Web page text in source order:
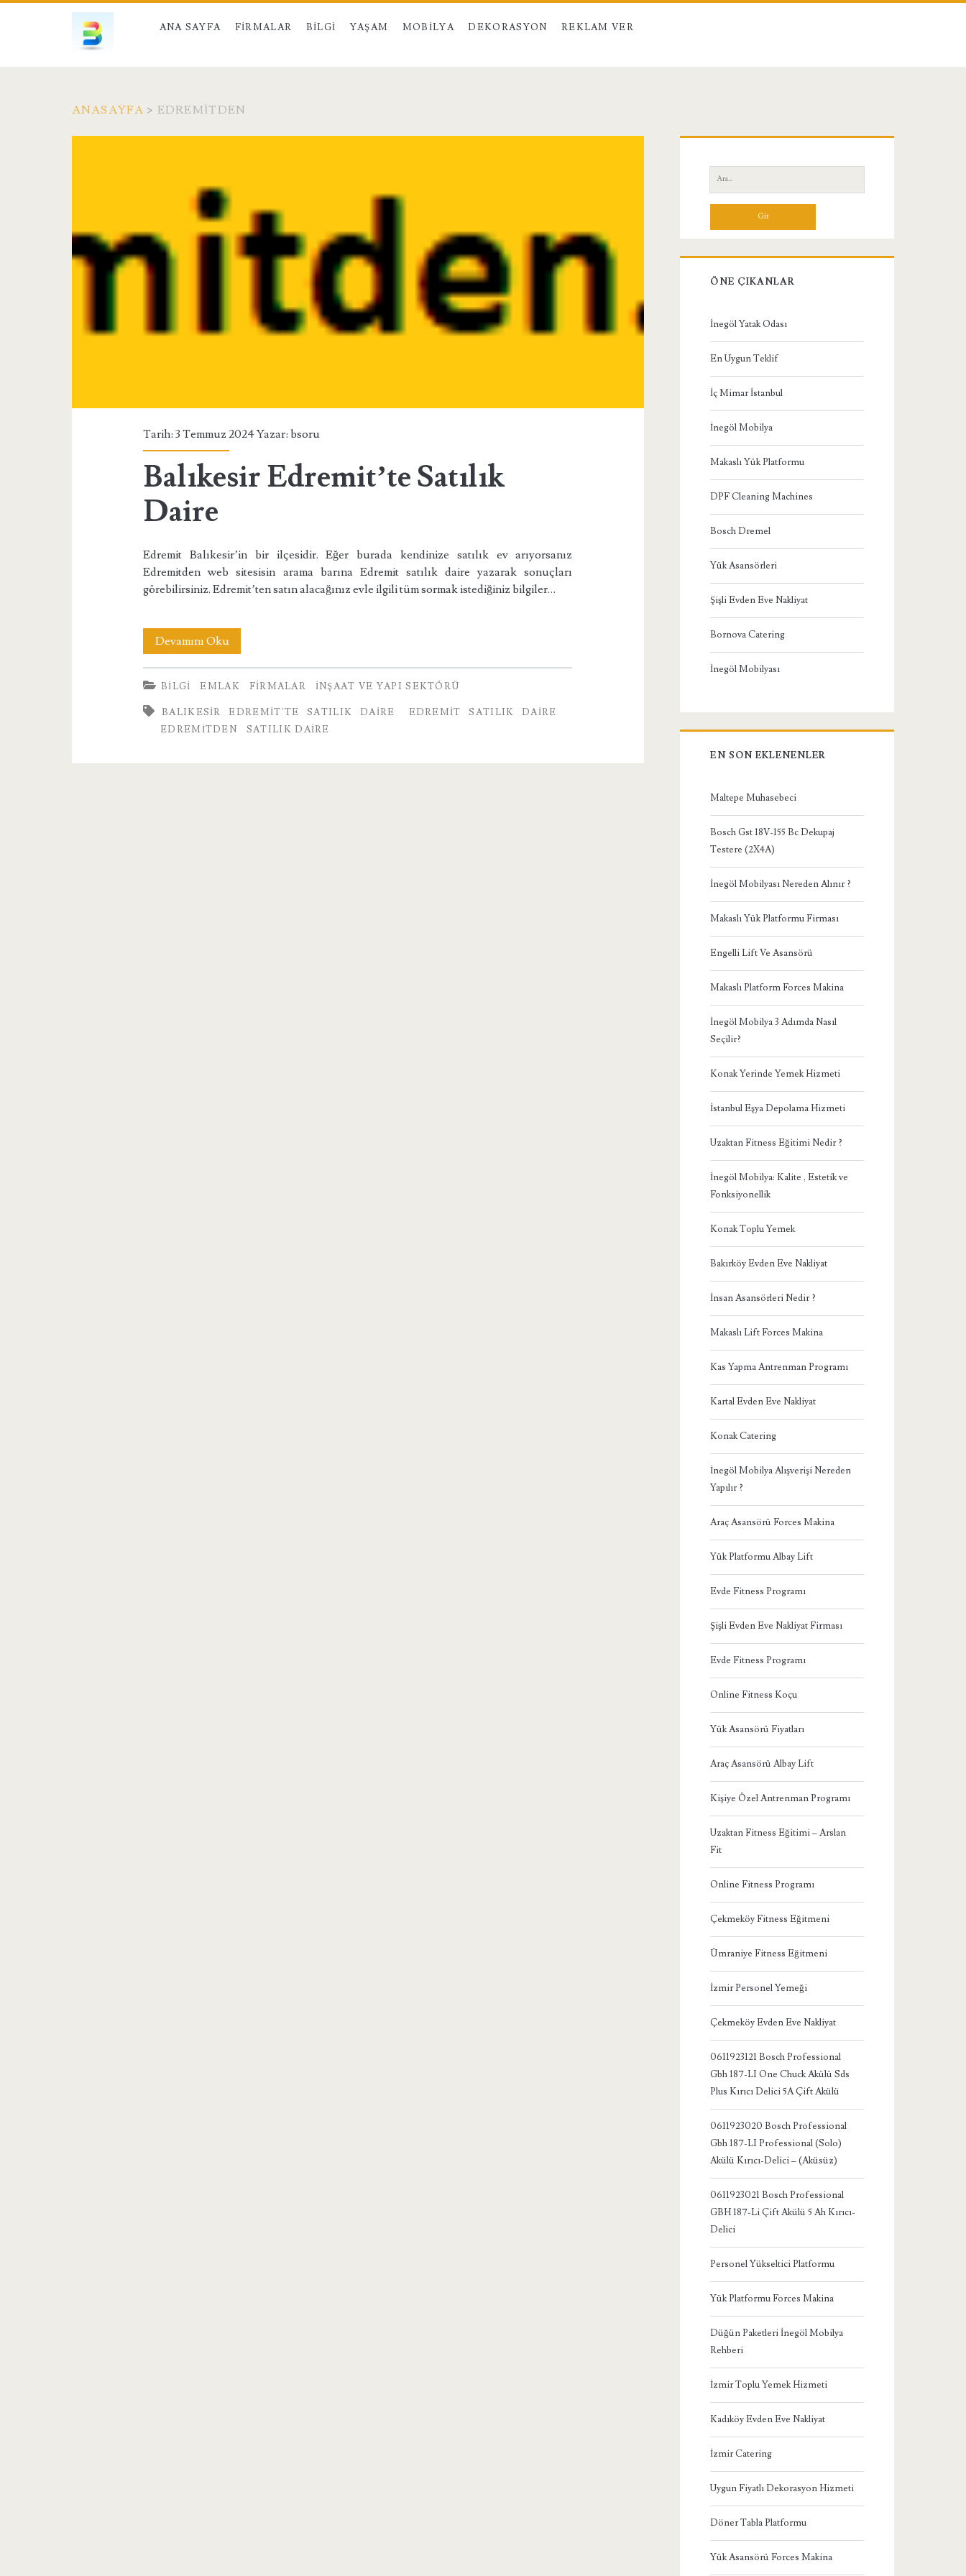
ANA SAYFA FIRMALAR BILGI YAŞAM MOBILYA DEKORASYON REKLAM VER
ANASAYFA > EDREMITDEN
<span>edremitden</span>
Tarih: 3 Temmuz 2024 Yazar:bsoru
Balıkesir Edremit’te Satılık
Daire
Edremit Balıkesir’in bir ilçesidir. Eğer burada kendinize satılık ev arıyorsanız
Edremitden web sitesisin arama barına Edremit satılık daire yazarak sonuçları
görebilirsiniz. Edremit’ten satın alacağınız evle ilgili tüm sormak istediğiniz bilgiler…
Devamını OkuBalıkesir
Edremit’te
Satılık
Daire
BILGI EMLAK FIRMALAR İNŞAAT VE YAPI SEKTÖRÜ
BALIKESIR EDREMIT'TE SATILIK DAIRE
EDREMIT SATILIK DAIRE
EDREMITDEN
SATILIK DAIRE
Yan
Menü
Ara:
ÖNE ÇIKANLAR
İnegöl Yatak Odası
En Uygun Teklif
İç Mimar İstanbul
İnegöl Mobilya
Makaslı Yük Platformu
DPF Cleaning Machines
Bosch Dremel
Yük Asansörleri
Şişli Evden Eve Nakliyat
Bornova Catering
İnegöl Mobilyası
EN SON EKLENENLER
Maltepe Muhasebeci
Bosch Gst 18V-155 Bc Dekupaj
Testere (2X4A)
İnegöl Mobilyası Nereden Alınır ?
Makaslı Yük Platformu Firması
Engelli Lift Ve Asansörü
Makaslı Platform Forces Makina
İnegöl Mobilya 3 Adımda Nasıl
Seçilir?
Konak Yerinde Yemek Hizmeti
İstanbul Eşya Depolama Hizmeti
Uzaktan Fitness Eğitimi Nedir ?
İnegöl Mobilya: Kalite , Estetik ve
Fonksiyonellik
Konak Toplu Yemek
Bakırköy Evden Eve Nakliyat
İnsan Asansörleri Nedir ?
Makaslı Lift Forces Makina
Kas Yapma Antrenman Programı
Kartal Evden Eve Nakliyat
Konak Catering
İnegöl Mobilya Alışverişi Nereden
Yapılır ?
Araç Asansörü Forces Makina
Yük Platformu Albay Lift
Evde Fitness Programı
Şişli Evden Eve Nakliyat Firması
Evde Fitness Programı
Online Fitness Koçu
Yük Asansörü Fiyatları
Araç Asansörü Albay Lift
Kişiye Özel Antrenman Programı
Uzaktan Fitness Eğitimi – Arslan
Fit
Online Fitness Programı
Çekmeköy Fitness Eğitmeni
Ümraniye Fitness Eğitmeni
İzmir Personel Yemeği
Çekmeköy Evden Eve Nakliyat
0611923121 Bosch Professional
Gbh 187-LI One Chuck Akülü Sds
Plus Kırıcı Delici 5A Çift Akülü
0611923020 Bosch Professional
Gbh 187-LI Professional (Solo)
Akülü Kırıcı-Delici – (Aküsüz)
0611923021 Bosch Professional
GBH 187-Li Çift Akülü 5 Ah Kırıcı-
Delici
Personel Yükseltici Platformu
Yük Platformu Forces Makina
Düğün Paketleri İnegöl Mobilya
Rehberi
İzmir Toplu Yemek Hizmeti
Kadıköy Evden Eve Nakliyat
İzmir Catering
Uygun Fiyatlı Dekorasyon Hizmeti
Döner Tabla Platformu
Yük Asansörü Forces Makina